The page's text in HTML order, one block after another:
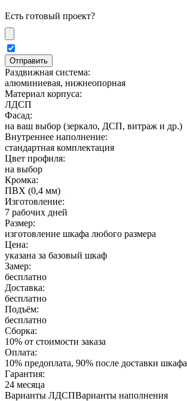
Есть готовый проект?
Раздвижная система:
алюминиевая, нижнеопорная
Материал корпуса:
ЛДСП
Фасад:
на ваш выбор (зеркало, ДСП, витраж и др.)
Внутреннее наполнение:
стандартная комплектация
Цвет профиля:
на выбор
Кромка:
ПВХ (0,4 мм)
Изготовление:
7 рабочих дней
Размер:
изготовление шкафа любого размера
Цена:
указана за базовый шкаф
Замер:
бесплатно
Доставка:
бесплатно
Подъём:
бесплатно
Сборка:
10% от стоимости заказа
Оплата:
10% предоплата, 90% после доставки шкафа
Гарантия:
24 месяца
Варианты ЛДСПВарианты наполнения